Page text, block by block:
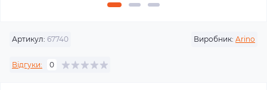
Артикул: 67740 Виробник: Arino
Відгуки: 0